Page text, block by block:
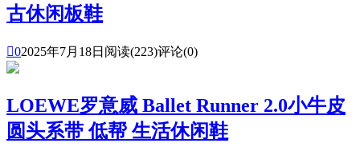
古休闲板鞋
02025年7月18日 阅读(223)评论(0)
LOEWE罗意威 Ballet Runner 2.0小牛皮
圆头系带 低帮 生活休闲鞋